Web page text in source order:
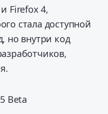
Firefox 4,
стала доступной
но внутри код